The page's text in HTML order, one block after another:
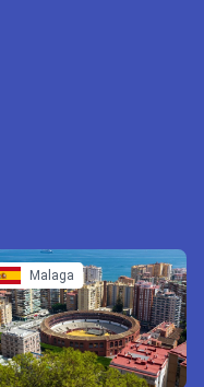
Malaga